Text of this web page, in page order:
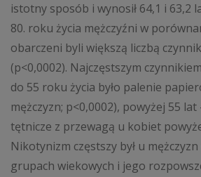
istotny sposób i wynosił 64,1 i 63,2
80. roku życia mężczyźni w
obarczeni byli większą liczbą
(p<0,0002). Najczęstszym
do 55 roku życia było palenie
mężczyzn; p<0,0002), powyżej 55
tętnicze z przewagą u kobiet
Nikotynizm częstszy był u
grupach wiekowych i jego